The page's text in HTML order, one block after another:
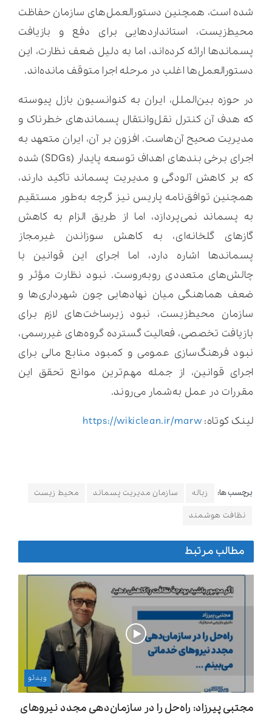
شده است، همچنین دستورالعمل‌های سازمان حفاظت
محیط‌زیست، استانداردهایی برای دفع و بازیافت
پسماندها ارائه کرده‌اند، اما به دلیل ضعف نظارت، این
دستورالعمل‌ها اغلب در مرحله اجرا متوقف مانده‌اند.
در حوزه بین‌الملل، ایران به کنوانسیون بازل پیوسته
که هدف آن کنترل نقل‌وانتقال پسماندهای خطرناک و
مدیریت صحیح آن‌هاست. افزون بر آن، ایران متعهد به
اجرای برخی بندهای اهداف توسعه پایدار (SDGs) شده
که بر کاهش آلودگی و مدیریت پسماند تأکید دارند،
همچنین توافق‌نامه پاریس نیز گرچه به‌طور مستقیم
به پسماند نمی‌پردازد، اما از طریق الزام به کاهش
گازهای گلخانه‌ای، به کاهش سوزاندن غیرمجاز
پسماندها اشاره دارد، اما اجرای این قوانین با
چالش‌های متعددی روبه‌روست. نبود نظارت مؤثر و
ضعف هماهنگی میان نهادهایی چون شهرداری‌ها و
سازمان محیط‌زیست، نبود زیرساخت‌های لازم برای
بازیافت تخصصی، فعالیت گسترده گروه‌های غیررسمی،
نبود فرهنگ‌سازی عمومی و کمبود منابع مالی برای
اجرای قوانین، از جمله مهم‌ترین موانع تحقق این
مقررات در عمل به‌شمار می‌روند.
لینک کوتاه: https://wikiclean.ir/marw
برچسب ها: زباله سازمان مدیریت پسماند محیط زیست
نظافت هوشمند
مطالب مرتبط
ویدئو
مجتبی پیرزاد: راه‌حل را در سازمان‌دهی مجدد نیروهای